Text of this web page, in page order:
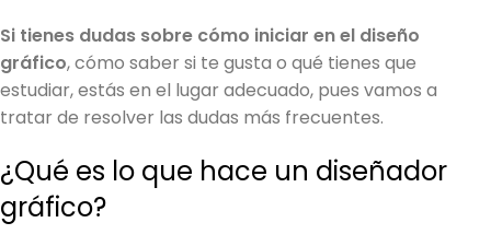
Si tienes dudas sobre cómo iniciar en el diseño
gráfico, cómo saber si te gusta o qué tienes que
estudiar, estás en el lugar adecuado, pues vamos a
tratar de resolver las dudas más frecuentes.
¿Qué es lo que hace un diseñador
gráfico?